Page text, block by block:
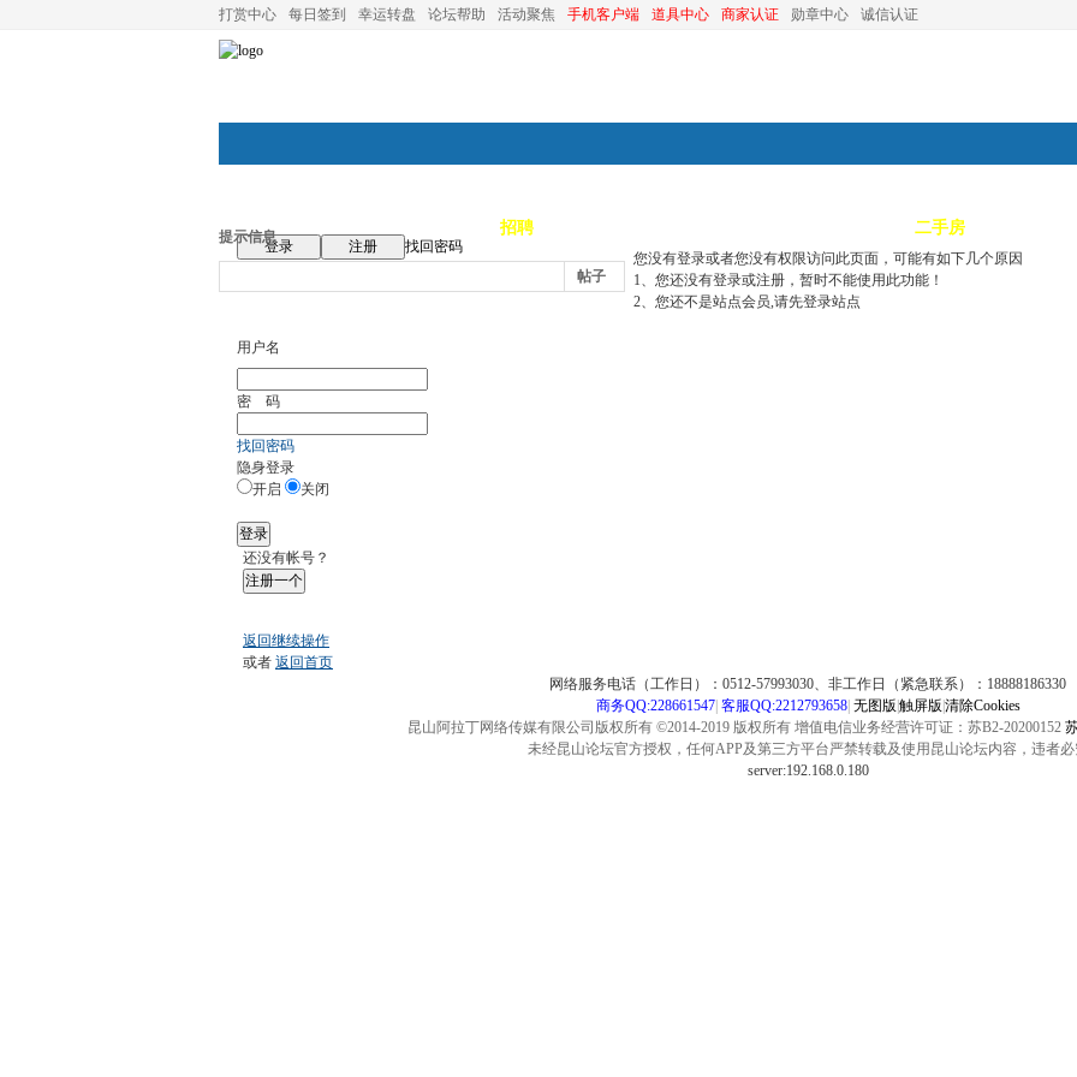
打赏中心 每日签到 幸运转盘 论坛帮助 活动聚焦 手机客户端 道具中心 商家认证 勋章中心 诚信认证
论坛首页 招聘 二手房
登录 注册
找回密码
帖子
提示信息
您没有登录或者您没有权限访问此页面，可能有如下几个原因
1、您还没有登录或注册，暂时不能使用此功能！
2、您还不是站点会员,请先登录站点
用户名
密 码
找回密码
隐身登录
开启
关闭
登录
还没有帐号？
注册一个
返回继续操作
或者 返回首页
网络服务电话（工作日）：0512-57993030、非工作日（紧急联系）：18888186330
商务QQ:228661547| 客服QQ:2212793658| 无图版 触屏版 清除Cookies
昆山阿拉丁网络传媒有限公司版权所有 ©2014-2019 版权所有 增值电信业务经营许可证：苏B2-20200152
未经昆山论坛官方授权，任何APP及第三方平台严禁转载及使用昆山论坛内容，违者必
server:192.168.0.180